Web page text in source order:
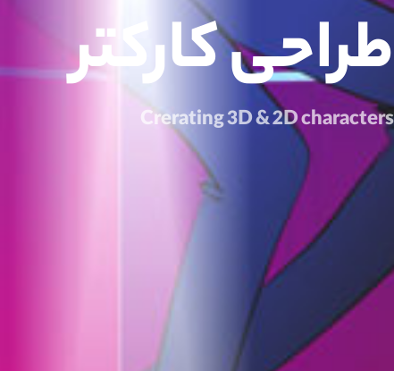
طراحی کارکتر
Crerating 3D & 2D characters